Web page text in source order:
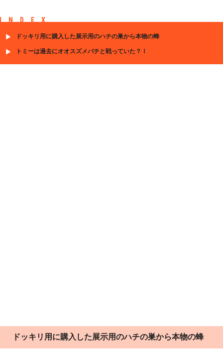
INDEX
ドッキリ用に購入した展示用のハチの巣から本物の蜂
トミーは過去にオオスズメバチと戦っていた？！
ドッキリ用に購入した展示用のハチの巣から本物の蜂